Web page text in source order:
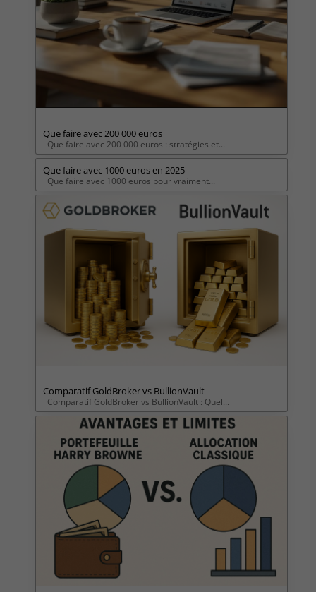
Que faire avec 200 000 euros
Que faire avec 200 000 euros : stratégies et...
Que faire avec 1000 euros en 2025
Que faire avec 1000 euros pour vraiment...
Comparatif GoldBroker vs BullionVault
Comparatif GoldBroker vs BullionVault : Quel...